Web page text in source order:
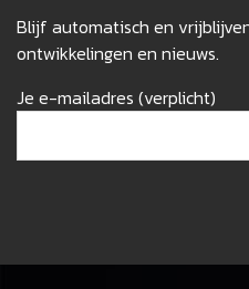
Blijf automatisch en
ontwikkelingen en nieuws.
Je e-mailadres (verplicht)